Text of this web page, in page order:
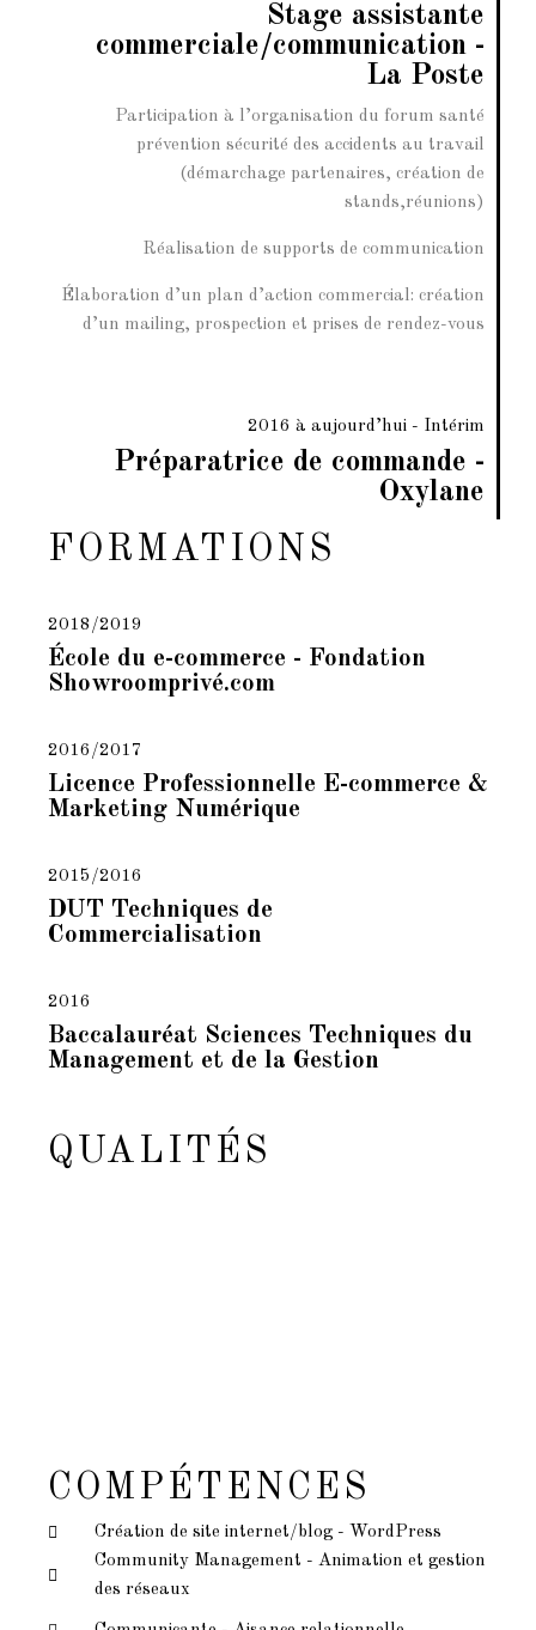
Stage assistante
commerciale/communication -
La Poste
Participation à l’organisation du forum santé
prévention sécurité des accidents au travail
(démarchage partenaires, création de
stands,réunions)
Réalisation de supports de communication
Élaboration d’un plan d’action commercial: création
d’un mailing, prospection et prises de rendez-vous
2016 à aujourd’hui - Intérim
Préparatrice de commande -
Oxylane
FORMATIONS
2018/2019
École du e-commerce - Fondation
Showroomprivé.com
2016/2017
Licence Professionnelle E-commerce &
Marketing Numérique
2015/2016
DUT Techniques de
Commercialisation
2016
Baccalauréat Sciences Techniques du
Management et de la Gestion
QUALITÉS
COMPÉTENCES
Création de site internet/blog - WordPress
Community Management - Animation et gestion
des réseaux